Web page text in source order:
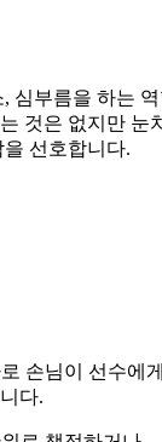
심부름을 하는
것은 없지만 눈
선호합니다.
로 손님이 선수에
다.